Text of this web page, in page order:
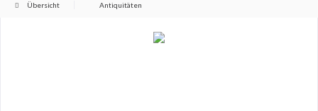
Übersicht Antiquitäten